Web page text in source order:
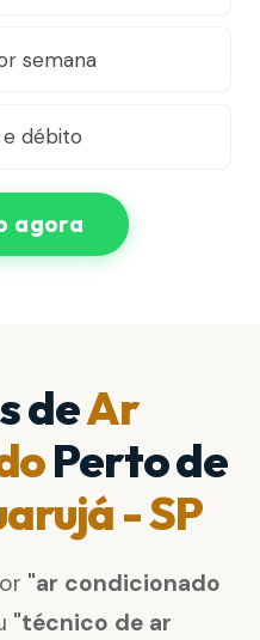
semana
débito
agora
deAr
Perto de
- SP
"ar condicionado
"técnico de ar